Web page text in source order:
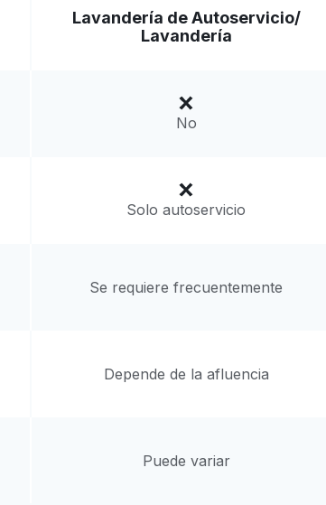
Lavandería de Autoservicio/
Lavandería
No
Solo autoservicio
Se requiere frecuentemente
Depende de la afluencia
Puede variar